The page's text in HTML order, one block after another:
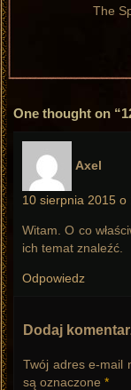
The
One thought on
Axel
10 sierpnia 2015 o
Witam. O co
ich temat znaleźć.
Odpowiedz
Dodaj
Twój adres e-mail
są oznaczone *